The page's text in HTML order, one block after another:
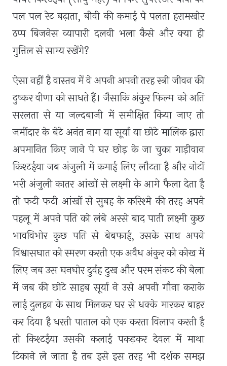
पल पल रेट बढ़ाता,बीवी की कमाई पे पलता हरामखोर
ठप्प बिजनेस व्यापारी दलवी भला कैसे और क्या ही
गुत्तिल से साम्य रखेंगे?
ऐसा नहीं है वास्तव में वे अपनी अपनी तरह स्त्री जीवन की
दुष्कर वीणा को साधते हैं। जैसाकि अंकुर फिल्म को अति
सरलता से या जल्दबाजी में समीक्षित किया जाए तो
जमींदार के बेटे अनंत नाग या सूर्या या छोटे मालिक द्वारा
अपमानित किए जाने पे घर छोड़ के जा चुका गाड़ीवान
किश्टईया जब अंजुली में कमाई लिए लौटता है और नोटों
भरी अंजुली कातर आंखों से लक्ष्मी के आगे फैला देता है
तो फटी फटी आंखों से सुबह के करिश्मे की तरह अपने
पहलू में अपने पति को लंबे अरसे बाद पाती लक्ष्मी कुछ
भावविभोर कुछ पति से बेबफाई,उसके साथ अपने
विश्वासघात को स्मरण करती एक अवैध अंकुर को कोख में
लिए जब उस घनघोर दुर्वह दुख और परम संकट की बेला
में जब की छोटे साहब सूर्या ने उसे अपनी गौना कराके
लाई दुलहन के साथ मिलकर घर से धक्के मारकर बाहर
कर दिया है धरती पाताल को एक करता विलाप करती है
तो किश्टईया उसकी कलाई पकड़कर देवल में माथा
टिकाने ले जाता है तब इसे इस तरह भी दर्शक समझ